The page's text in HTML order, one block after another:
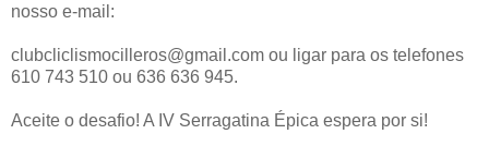
nosso e-mail:
clubcliclismocilleros@gmail.com ou ligar para os telefones
610 743 510 ou 636 636 945.
Aceite o desafio! A IV Serragatina Épica espera por si!